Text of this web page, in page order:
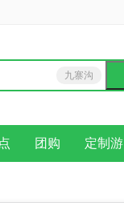
九寨沟
九寨沟旅游
黄龙
团购 定制游